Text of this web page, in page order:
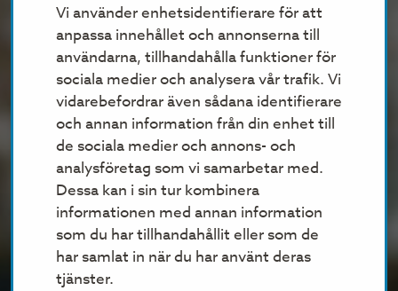
Vi använder enhetsidentifierare för att
anpassa innehållet och annonserna till
användarna, tillhandahålla funktioner för
sociala medier och analysera vår trafik. Vi
vidarebefordrar även sådana identifierare
och annan information från din enhet till
de sociala medier och annons- och
analysföretag som vi samarbetar med.
Dessa kan i sin tur kombinera
informationen med annan information
som du har tillhandahållit eller som de
har samlat in när du har använt deras
tjänster.